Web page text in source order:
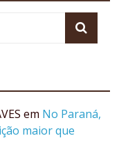
em No Paraná,
maior que